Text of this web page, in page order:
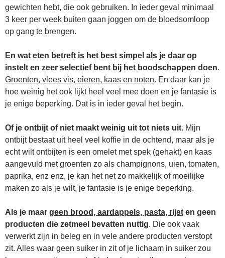
gewichten hebt, die ook gebruiken. In ieder geval minimaal
3 keer per week buiten gaan joggen om de bloedsomloop
op gang te brengen.
En wat eten betreft is het best simpel als je daar op
instelt en zeer selectief bent bij het boodschappen doen.
Groenten, vlees vis, eieren, kaas en noten. En daar kan je
hoe weinig het ook lijkt heel veel mee doen en je fantasie is
je enige beperking. Dat is in ieder geval het begin.
Of je ontbijt of niet maakt weinig uit tot niets uit. Mijn
ontbijt bestaat uit heel veel koffie in de ochtend, maar als je
echt wilt ontbijten is een omelet met spek (gehakt) en kaas
aangevuld met groenten zo als champignons, uien, tomaten,
paprika, enz enz, je kan het net zo makkelijk of moeilijke
maken zo als je wilt, je fantasie is je enige beperking.
Als je maar geen brood, aardappels, pasta, rijst en geen
producten die zetmeel bevatten nuttig. Die ook vaak
verwerkt zijn in beleg en in vele andere producten verstopt
zit. Alles waar geen suiker in zit of je lichaam in suiker zou